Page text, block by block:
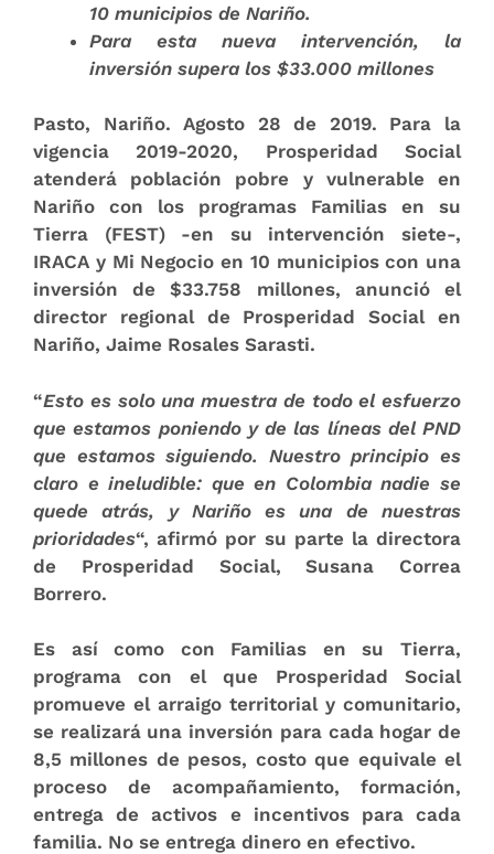
10 municipios de Nariño.
Para esta nueva intervención, la
inversión supera los $33.000 millones​
Pasto, Nariño. Agosto 28 de 2019. Para​ la
vigencia 2019-2020, Prosperidad Social
atenderá población pobre y vulnerable en
Nariño con los programas Familias en su
Tierra (FEST) -en su intervención siete-,
IRACA y Mi Negocio en 10 municipios con una
inversión de $33.758 millones, anunció el
director regional de Prosperidad Social en
Nariño, Jaime Rosales Sarasti.
“Esto es solo una muestra de todo el esfuerzo
que estamos poniendo y de las líneas del PND
que estamos siguiendo. Nuestro principio es
claro e ineludible: que en Colombia nadie se
quede atrás, y Nariño es una de nuestras
prioridades“, afirmó por su parte la directora
de Prosperidad Social, Susana Correa
Borrero.
Es así como con Familias en su Tierra,
programa con el que Prosperidad Social
promueve el arraigo territorial y comunitario,
se realizará una inversión para cada hogar de
8,5 millones de pesos, costo que equivale el
proceso de acompañamiento, formación,
entrega de activos e incentivos para cada
familia. No se entrega dinero en efectivo.